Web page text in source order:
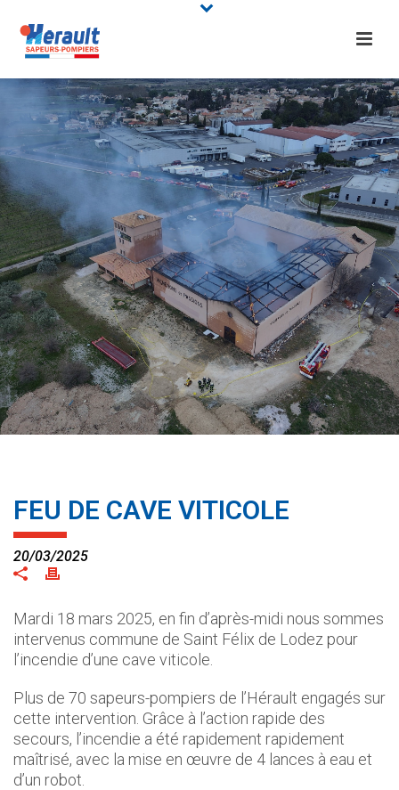
FEU DE CAVE VITICOLE
20/03/2025
Mardi 18 mars 2025, en fin d’après-midi nous sommes
intervenus commune de Saint Félix de Lodez pour
l’incendie d’une cave viticole.
Plus de 70 sapeurs-pompiers de l’Hérault engagés sur
cette intervention. Grâce à l’action rapide des
secours, l’incendie a été rapidement rapidement
maîtrisé, avec la mise en œuvre de 4 lances à eau et
d’un robot.